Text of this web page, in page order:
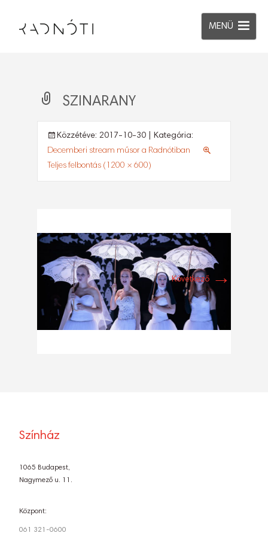
MENÜ
SZINARANY
Közzétéve: 2017-10-30 | Kategória:
Decemberi stream műsor a Radnótiban
Teljes felbontás (1200 × 600)
Következő →
Színház
1065 Budapest,
Nagymező u. 11.
Központ:
061 321-0600